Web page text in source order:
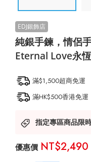
純銀手鍊，情侶
Eternal Love永
滿$1,500超商免運
滿HK$500香港免運
指定專區商品限
NT$2,490